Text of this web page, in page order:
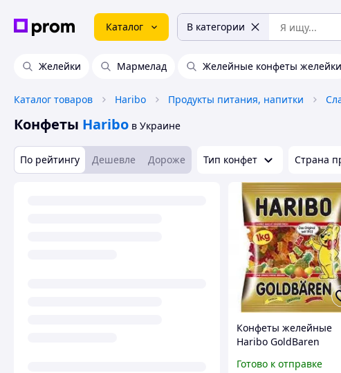
Каталог В категории
Желейки Мармелад Желейные конфеты желейки
Каталог товаров Haribo Продукты питания, напитки
Конфеты Haribo в Украине
По рейтингу Дешевле Дороже Тип конфет Страна
Конфеты желейные
Haribo GoldBaren
жевательные конфеты
Готово к отправке